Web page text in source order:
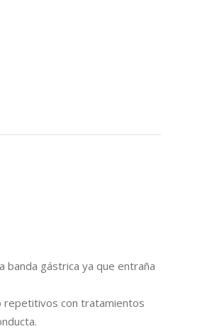
banda gástrica ya que entraña
repetitivos con tratamientos